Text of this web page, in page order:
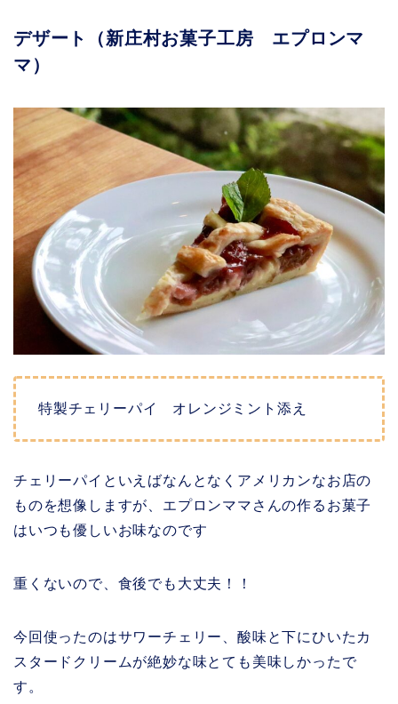
デザート（新庄村お菓子工房 エプロンマ
マ）
特製チェリーパイ オレンジミント添え
チェリーパイといえばなんとなくアメリカンなお店の
ものを想像しますが、エプロンママさんの作るお菓子
はいつも優しいお味なのです
重くないので、食後でも大丈夫！！
今回使ったのはサワーチェリー、酸味と下にひいたカ
スタードクリームが絶妙な味とても美味しかったで
す。